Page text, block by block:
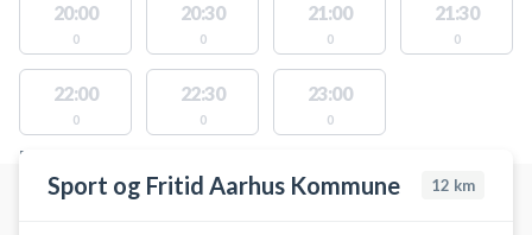
20:00
0
20:30
0
21:00
0
21:30
0
22:00
0
22:30
0
23:00
0
FACILITIES WITH AVAILABLE ACTIVITIES
Sport og Fritid Aarhus Kommune 12 km